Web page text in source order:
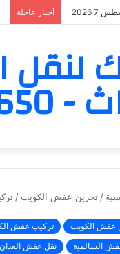
7 2026 أخبار عاجلة
/ تخزين عفش الكويت /
عفش الكويت تركيب عفش
السالمية
نقل عفش العدان